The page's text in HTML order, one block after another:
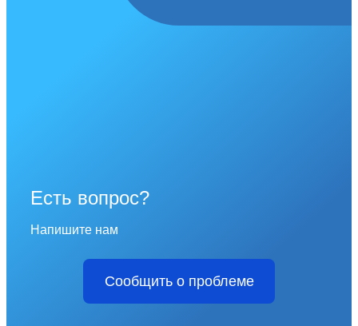
Есть вопрос?
Напишите нам
Сообщить о проблеме